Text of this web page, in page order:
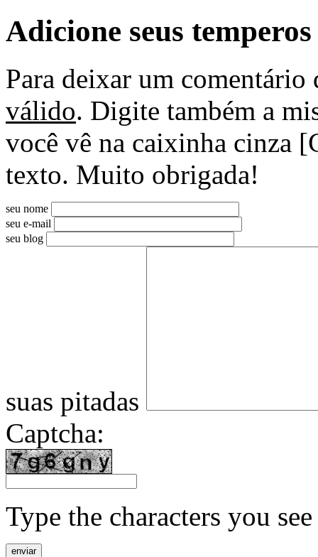
Adicione seus temperos
Para deixar um
válido. Digite também a
você vê na caixinha cinza
texto. Muito obrigada!
seu nome
seu e-mail
seu blog
suas pitadas
Captcha:
Type the characters you